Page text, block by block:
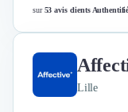
sur53 avis clients
Lille